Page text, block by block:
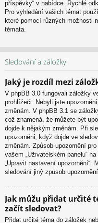
příspěvky“ v nabídce „Rychlé
Pro vyhledání vašich témat
které pomocí různých možnosti
témata.
Sledování a záložky
Jaký je rozdíl mezi
V phpBB 3.0 fungovali záložky
prohlížeči. Nebyli jste
změnám. V phpBB 3.1 se
což znamená, že můžete být
dojde k nějakým změnám. Při
upozorněni, když dojde ve
změnám. Způsob upozornění
vašem „Uživatelském panelu“
„Upravit nastavení upozornění“.
sledování jiný způsob
Jak můžu přidat určité
začít sledovat?
Přidat určité téma do záložek